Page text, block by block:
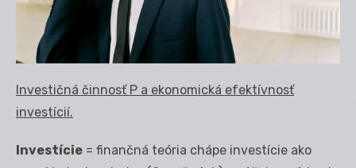
Investičná činnosť P a ekonomická efektívnosť
investícií.
Investície = finančná teória chápe investície ako